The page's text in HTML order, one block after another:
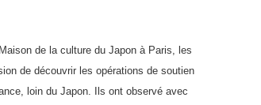
de la culture du Japon à Paris, les
de découvrir les opérations de soutien
loin du Japon. Ils ont observé avec